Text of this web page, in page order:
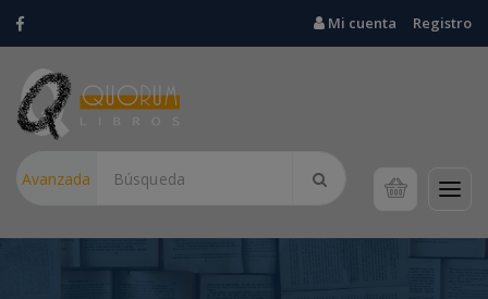
Mi cuenta Registro
Avanzada